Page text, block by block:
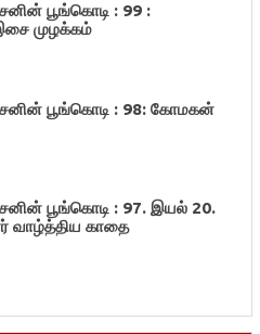
பூங்கொடி : 99 :
முழக்கம்
பூங்கொடி : 98: கோமகன்
பூங்கொடி : 97. இயல் 20.
வாழ்த்திய காதை